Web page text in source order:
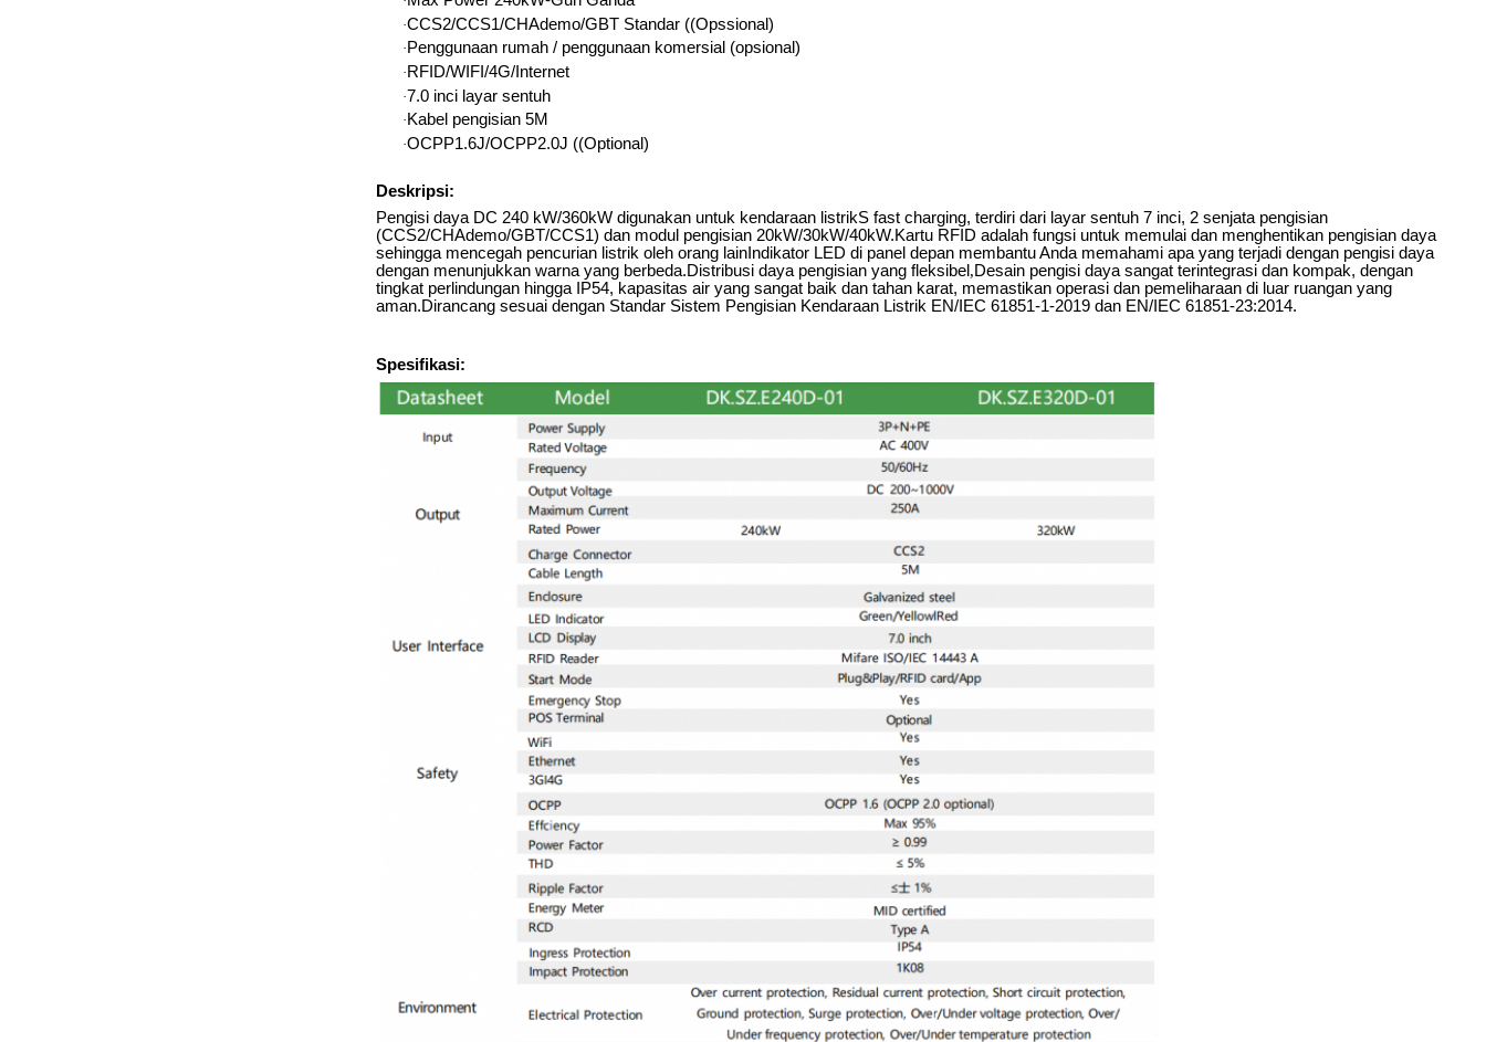
·CCS2/CCS1/CHAdemo/GBT Standar ((Opssional)
· Penggunaan rumah / penggunaan komersial (opsional)
· RFID/WIFI/4G/Internet
·7.0 inci layar sentuh
· Kabel pengisian 5M
·OCPP1.6J/OCPP2.0J ((Optional)
Deskripsi:
Pengisi daya DC 240 kW/360kW digunakan untuk kendaraan listrikS fast charging, terdiri dari layar sentuh 7 inci, 2 senjata pengisian
(CCS2/CHAdemo/GBT/CCS1) dan modul pengisian 20kW/30kW/40kW.Kartu RFID adalah fungsi untuk memulai dan menghentikan pengisian daya
sehingga mencegah pencurian listrik oleh orang lainIndikator LED di panel depan membantu Anda memahami apa yang terjadi dengan pengisi daya
dengan menunjukkan warna yang berbeda.Distribusi daya pengisian yang fleksibel ,Desain pengisi daya sangat terintegrasi dan kompak, dengan
tingkat perlindungan hingga IP54, kapasitas air yang sangat baik dan tahan karat, memastikan operasi dan pemeliharaan di luar ruangan yang
aman.Dirancang sesuai dengan Standar Sistem Pengisian Kendaraan Listrik EN/IEC 61851-1-2019 dan EN/IEC 61851-23:2014.
Spesifikasi: